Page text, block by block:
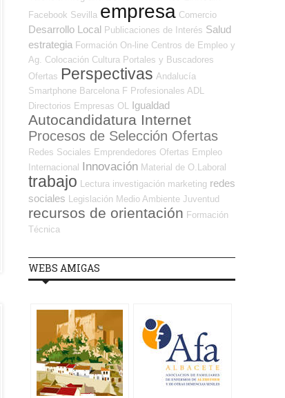
Facebook Sevilla empresa Comercio
Desarrollo Local Publicaciones de Interés Salud
estrategia Formación On-line Centros de Empleo y
Ag. Colocación Cultura Portales y Buscadores
Ofertas Perspectivas Andalucía
Smartphone Barcelona F Profesionales ADL
Directorios Empresas OL
Igualdad
Autocandidatura Internet
Procesos de Selección Ofertas
Redes Sociales Emprendedores Ofertas Empleo
Internacional Innovación Material de O.Laboral
trabajo Lectura investigación marketing redes
sociales
Legislación Medio Ambiente Juventud
recursos de orientación Formación
Técnica
WEBS AMIGAS